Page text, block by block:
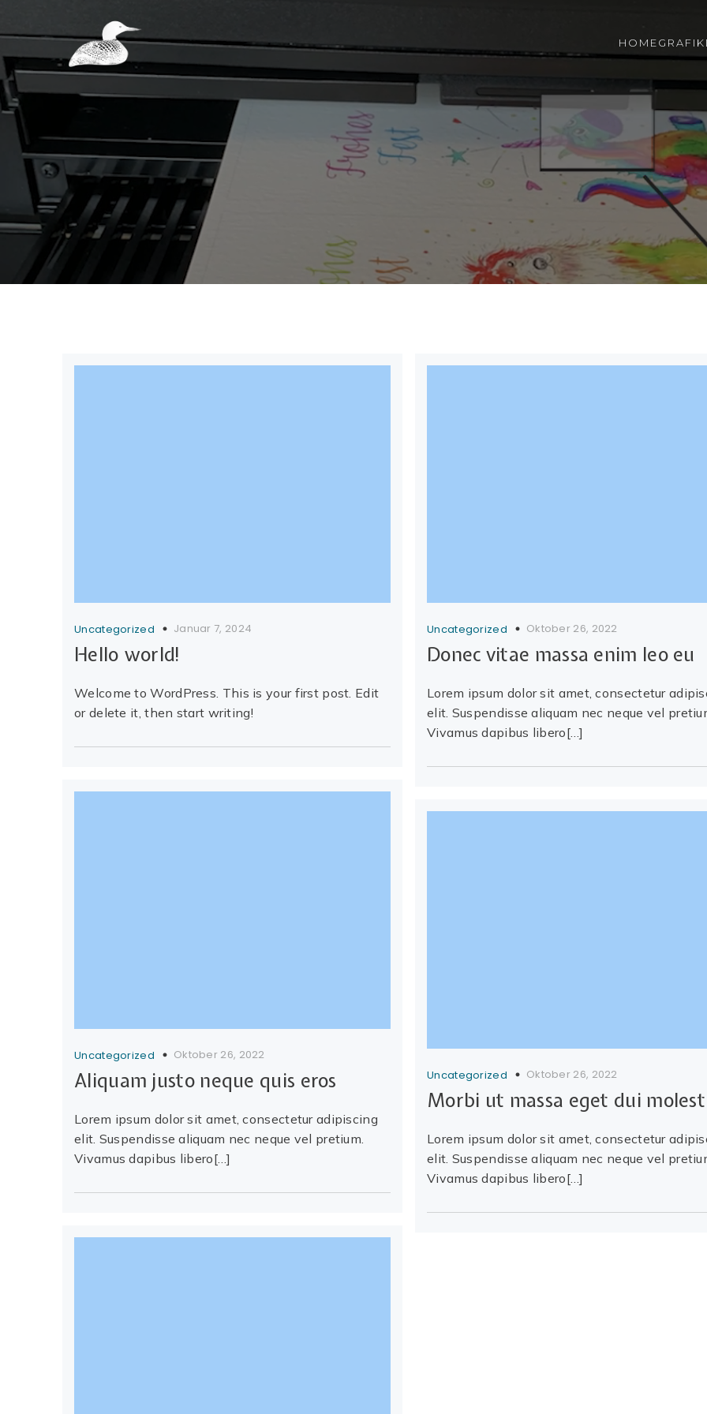
HOME
Uncategorized Januar 7, 2024
Hello world!
Welcome to WordPress. This is your first post. Edit
or delete it, then start writing!
Uncategorized Oktober 26, 2022
Donec vitae massa enim leo eu
Lorem ipsum dolor sit amet, consectetur
elit. Suspendisse aliquam nec neque vel
Vivamus dapibus libero[…]
Uncategorized Oktober 26, 2022
Aliquam justo neque quis eros
Lorem ipsum dolor sit amet, consectetur adipiscing
elit. Suspendisse aliquam nec neque vel pretium.
Vivamus dapibus libero[…]
Uncategorized Oktober 26, 2022
Morbi ut massa eget dui
Lorem ipsum dolor sit amet, consectetur
elit. Suspendisse aliquam nec neque vel
Vivamus dapibus libero[…]